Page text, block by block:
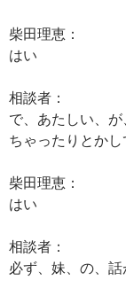
柴田理恵：
はい
相談者：
で、あたしい、
ちゃったりとかし
柴田理恵：
はい
相談者：
必ず、妹、の、話